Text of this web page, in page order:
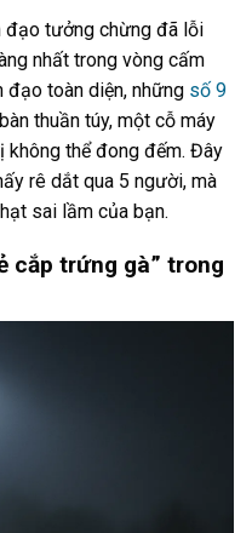
đạo tưởng chừng đã lỗi
nhất trong vòng cấm
toàn diện, những số 9
thuần túy, một cỗ máy
thể đong đếm. Đây
rê dắt qua 5 người, mà
sai lầm của bạn.
cắp trứng gà” trong